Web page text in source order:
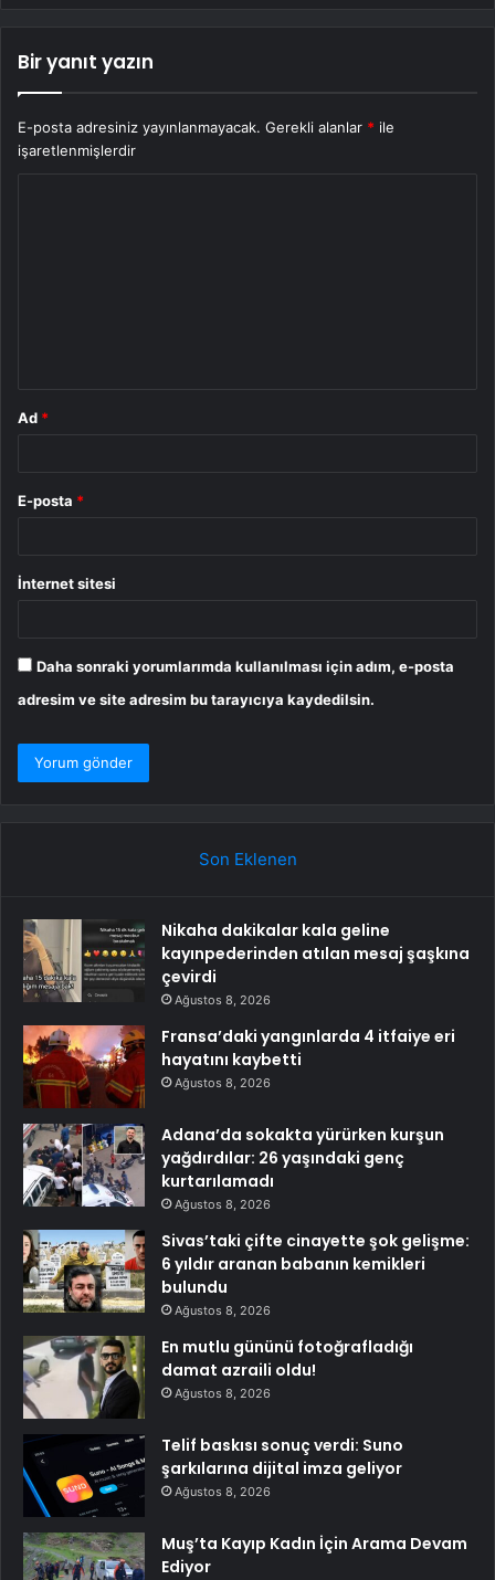
Bir yanıt yazın
E-posta adresiniz yayınlanmayacak. Gerekli alanlar * ile
işaretlenmişlerdir
Ad *
E-posta *
İnternet sitesi
Daha sonraki yorumlarımda kullanılması için adım, e-posta
adresim ve site adresim bu tarayıcıya kaydedilsin.
Son Eklenen
Nikaha dakikalar kala geline
kayınpederinden atılan mesaj şaşkına
çevirdi
Ağustos 8, 2026
Fransa’daki yangınlarda 4 itfaiye eri
hayatını kaybetti
Ağustos 8, 2026
Adana’da sokakta yürürken kurşun
yağdırdılar: 26 yaşındaki genç
kurtarılamadı
Ağustos 8, 2026
Sivas’taki çifte cinayette şok gelişme:
6 yıldır aranan babanın kemikleri
bulundu
Ağustos 8, 2026
En mutlu gününü fotoğrafladığı
damat azraili oldu!
Ağustos 8, 2026
Telif baskısı sonuç verdi: Suno
şarkılarına dijital imza geliyor
Ağustos 8, 2026
Muş’ta Kayıp Kadın İçin Arama Devam
Ediyor